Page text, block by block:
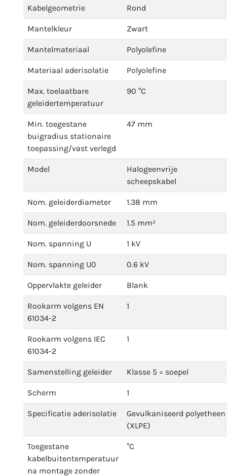
Kabelgeometrie Rond
Mantelkleur Zwart
Mantelmateriaal Polyolefine
Materiaal aderisolatie Polyolefine
Max. toelaatbare
geleidertemperatuur
90 °C
Min. toegestane
buigradius stationaire
toepassing/vast verlegd
47 mm
Model
Halogeenvrije
scheepskabel
Nom. geleiderdiameter 1.38 mm
Nom. geleiderdoorsnede 1.5 mm²
Nom. spanning U 1 kV
Nom. spanning U0 0.6 kV
Oppervlakte geleider Blank
Rookarm volgens EN
61034-2
1
Rookarm volgens IEC
61034-2
1
Samenstelling geleider Klasse 5 = soepel
Scherm 1
Specificatie aderisolatie
Gevulkaniseerd polyetheen
(XLPE)
Toegestane
kabelbuitentemperatuur
na montage zonder
°C